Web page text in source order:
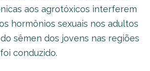
aos agrotóxicos interferem
hormônios sexuais nos adultos
sêmen dos jovens nas regiões
conduzido.